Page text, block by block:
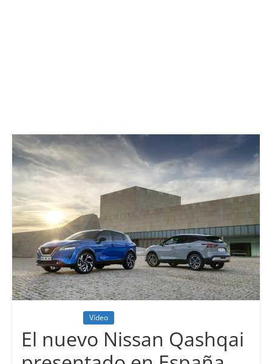
Vídeo
El nuevo Nissan Qashqai